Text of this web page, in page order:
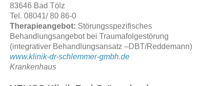
83646 Bad Tölz
Tel. 08041/ 80 86-0
Therapieangebot: Störungsspezifisches
Behandlungsangebot bei Traumafolgestörung
(integrativer Behandlungsansatz –DBT/Reddemann)
www.klinik-dr-schlemmer-gmbh.de
Krankenhaus